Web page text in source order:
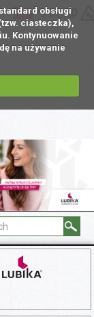
obsługi
ciasteczka),
Kontynuowanie
na używanie